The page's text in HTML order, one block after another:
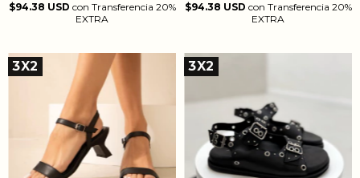
$94.38 USD con Transferencia 20%
EXTRA
$94.38 USD con Transferencia 20%
EXTRA
3X2 3X2